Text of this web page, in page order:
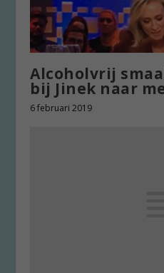
Alcoholvrij
bij Jinek naar
6 februari 2019